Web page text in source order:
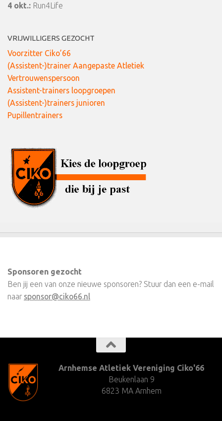
4 okt.: Run4Life
VRIJWILLIGERS GEZOCHT
Voorzitter Ciko’66
(Assistent-)trainer Aangepaste Atletiek
Vertrouwenspersoon
Assistent-trainers loopgroepen
(Assistent-)trainers junioren
Pupillentrainers
Sponsoren gezocht
Ben jij een van onze nieuwe sponsoren? Stuur dan een e-mail
naar sponsor@ciko66.nl
Arnhemse Atletiek Vereniging Ciko'66
Beukenlaan 9
6823 MA Arnhem